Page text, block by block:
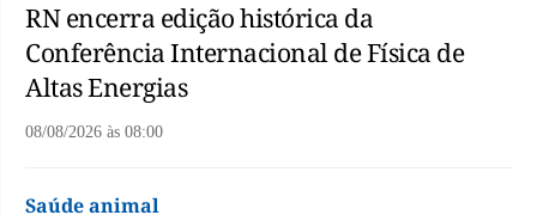
RN encerra edição histórica da
Conferência Internacional de Física de
Altas Energias
08/08/2026 às 08:00
Saúde animal